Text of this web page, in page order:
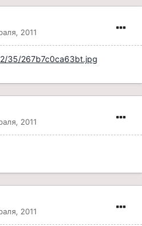
2011
35/267b7c0ca63bt.jpg
2011
2011